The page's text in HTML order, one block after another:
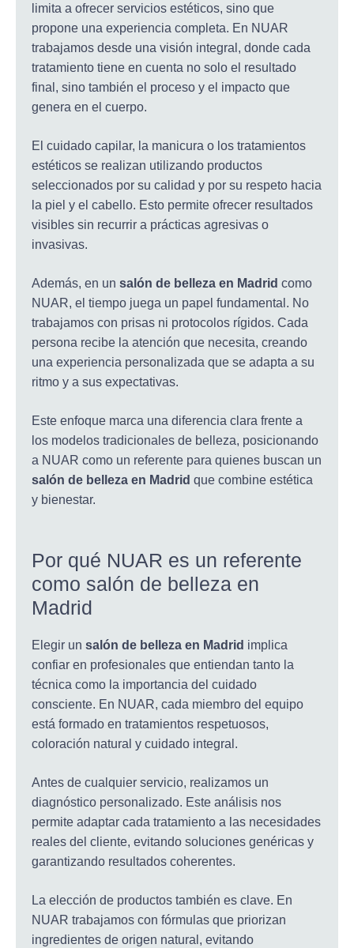
limita a ofrecer servicios estéticos, sino que
propone una experiencia completa. En NUAR
trabajamos desde una visión integral, donde cada
tratamiento tiene en cuenta no solo el resultado
final, sino también el proceso y el impacto que
genera en el cuerpo.
El cuidado capilar, la manicura o los tratamientos
estéticos se realizan utilizando productos
seleccionados por su calidad y por su respeto hacia
la piel y el cabello. Esto permite ofrecer resultados
visibles sin recurrir a prácticas agresivas o
invasivas.
Además, en unsalón de belleza en Madrid como
NUAR, el tiempo juega un papel fundamental. No
trabajamos con prisas ni protocolos rígidos. Cada
persona recibe la atención que necesita, creando
una experiencia personalizada que se adapta a su
ritmo y a sus expectativas.
Este enfoque marca una diferencia clara frente a
los modelos tradicionales de belleza, posicionando
a NUAR como un referente para quienes buscan un
salón de belleza en Madrid que combine estética
y bienestar.
Por qué NUAR es un referente
como salón de belleza en
Madrid
Elegir unsalón de belleza en Madrid implica
confiar en profesionales que entiendan tanto la
técnica como la importancia del cuidado
consciente. En NUAR, cada miembro del equipo
está formado en tratamientos respetuosos,
coloración natural y cuidado integral.
Antes de cualquier servicio, realizamos un
diagnóstico personalizado. Este análisis nos
permite adaptar cada tratamiento a las necesidades
reales del cliente, evitando soluciones genéricas y
garantizando resultados coherentes.
La elección de productos también es clave. En
NUAR trabajamos con fórmulas que priorizan
ingredientes de origen natural, evitando